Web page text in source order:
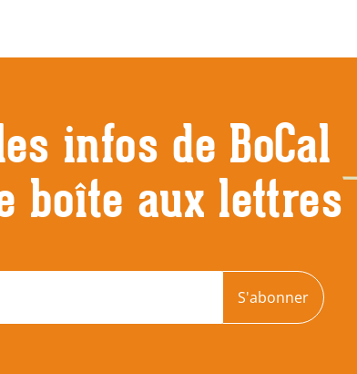
infos de BoCal
boîte aux lettres
S'abonner